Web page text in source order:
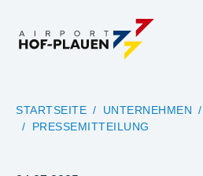
STARTSEITE
UNTERNEHMEN
PRESSEMITTEILUNG